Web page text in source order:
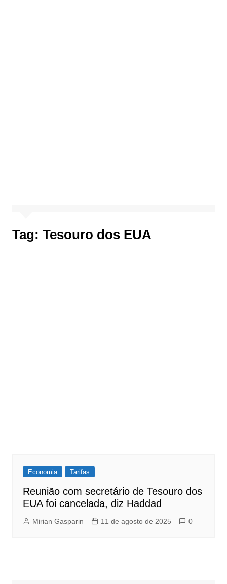
Tag: Tesouro dos EUA
Economia Tarifas
Reunião com secretário de Tesouro dos
EUA foi cancelada, diz Haddad
Mirian Gasparin 11 de agosto de 2025 0